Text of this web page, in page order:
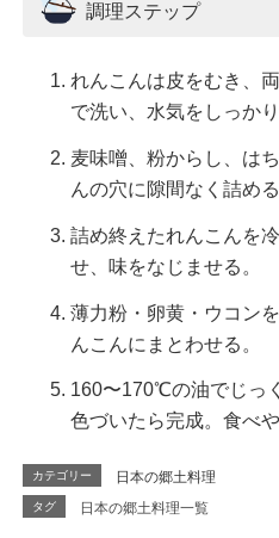
調理ステップ
れんこんは皮をむき、
で洗い、水気をしっかり
麦味噌、粉からし、は
んの穴に隙間なく詰める
詰め終えたれんこんを
せ、味をなじませる。
薄力粉・卵黄・ウコン
んこんにまとわせる。
160〜170℃の油でじっ
色づいたら完成。食べ
カテゴリー 日本の郷土料理
タグ 日本の郷土料理一覧